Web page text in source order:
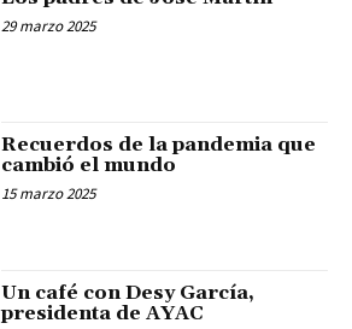
29 marzo 2025
Recuerdos de la pandemia que
cambió el mundo
15 marzo 2025
Un café con Desy García,
presidenta de AYAC